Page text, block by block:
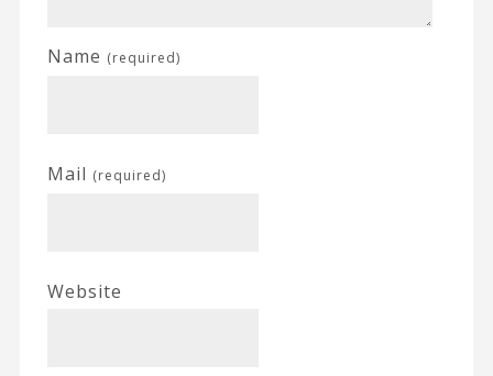
Name (required)
Mail (required)
Website